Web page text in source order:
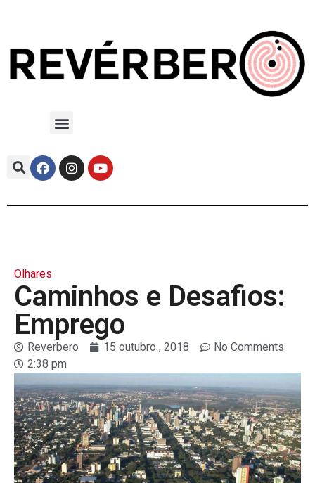
Olhares
Caminhos e Desafios:
Emprego
Reverbero 15 outubro , 2018
No Comments
2:38 pm